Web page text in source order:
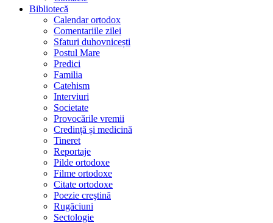
Bibliotecă
Calendar ortodox
Comentariile zilei
Sfaturi duhovnicești
Postul Mare
Predici
Familia
Catehism
Interviuri
Societate
Provocările vremii
Credință și medicină
Tineret
Reportaje
Pilde ortodoxe
Filme ortodoxe
Citate ortodoxe
Poezie creştină
Rugăciuni
Sectologie